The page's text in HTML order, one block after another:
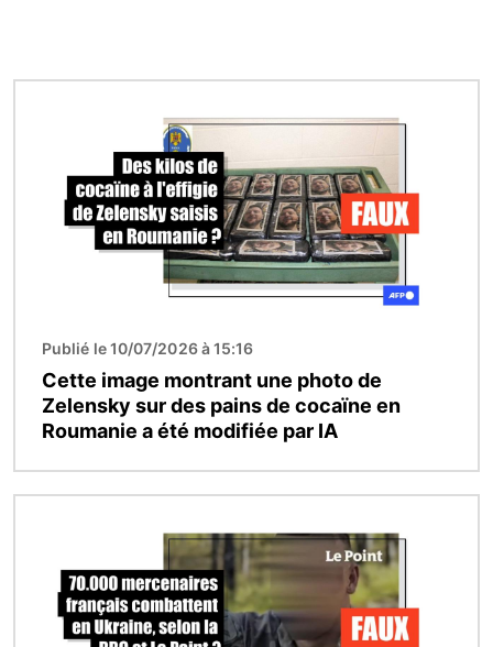
Publié le 10/07/2026 à 15:16
Cette image montrant une photo de
Zelensky sur des pains de cocaïne en
Roumanie a été modifiée par IA